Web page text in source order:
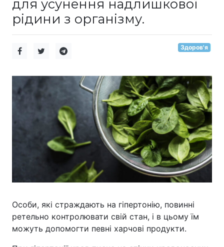
для усунення надлишкової
рідини з організму.
Здоров'я
Особи, які страждають на гіпертонію, повинні
ретельно контролювати свій стан, і в цьому їм
можуть допомогти певні харчові продукти.